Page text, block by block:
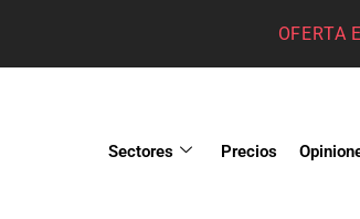
OFERTA
Sectores Precios